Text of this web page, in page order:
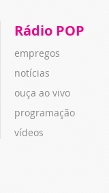
Rádio POP
empregos
notícias
ouça ao vivo
programação
vídeos